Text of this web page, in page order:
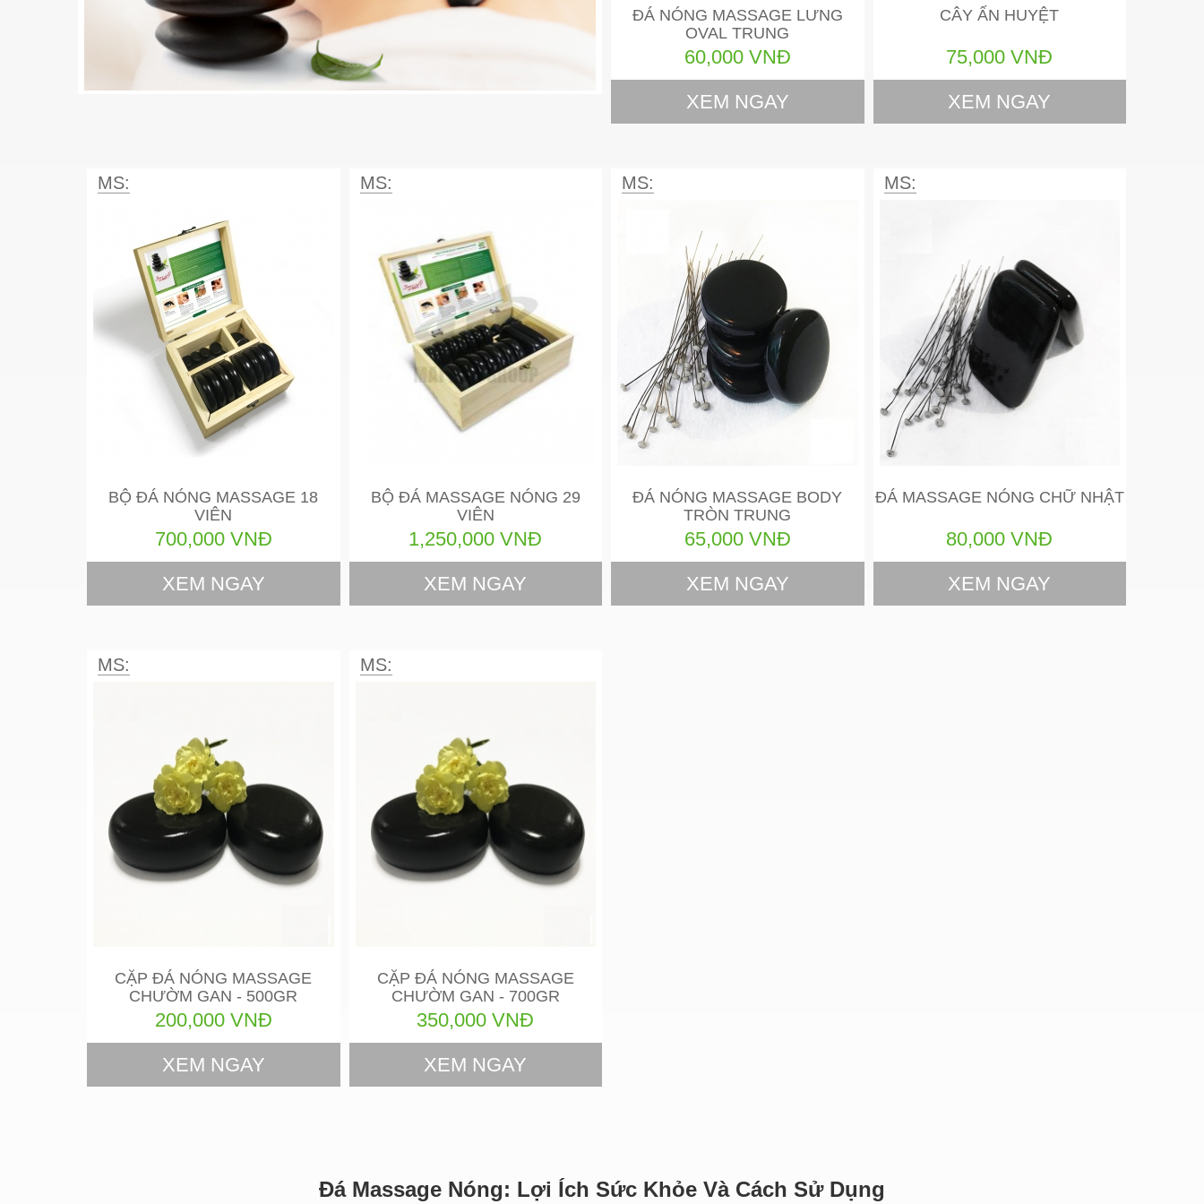
ĐÁ NÓNG MASSAGE LƯNG
OVAL TRUNG
60,000 VNĐ
XEM NGAY
CÂY ẤN HUYỆT
75,000 VNĐ
XEM NGAY
MS:
BỘ ĐÁ NÓNG MASSAGE 18
VIÊN
700,000 VNĐ
XEM NGAY
MS:
BỘ ĐÁ MASSAGE NÓNG 29
VIÊN
1,250,000 VNĐ
XEM NGAY
MS:
ĐÁ NÓNG MASSAGE BODY
TRÒN TRUNG
65,000 VNĐ
XEM NGAY
MS:
ĐÁ MASSAGE NÓNG CHỮ NHẬT
80,000 VNĐ
XEM NGAY
MS:
CẶP ĐÁ NÓNG MASSAGE
CHƯỜM GAN - 500GR
200,000 VNĐ
XEM NGAY
MS:
CẶP ĐÁ NÓNG MASSAGE
CHƯỜM GAN - 700GR
350,000 VNĐ
XEM NGAY
Đá Massage Nóng: Lợi Ích Sức Khỏe Và Cách Sử Dụng